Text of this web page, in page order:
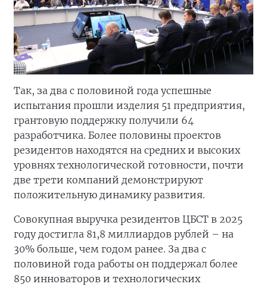
Так, за два с половиной года успешные
испытания прошли изделия 51 предприятия,
грантовую поддержку получили 64
разработчика. Более половины проектов
резидентов находятся на средних и высоких
уровнях технологической готовности, почти
две трети компаний демонстрируют
положительную динамику развития.
Совокупная выручка резидентов ЦБСТ в 2025
году достигла 81,8 миллиардов рублей – на
30% больше, чем годом ранее. За два с
половиной года работы он поддержал более
850 инноваторов и технологических